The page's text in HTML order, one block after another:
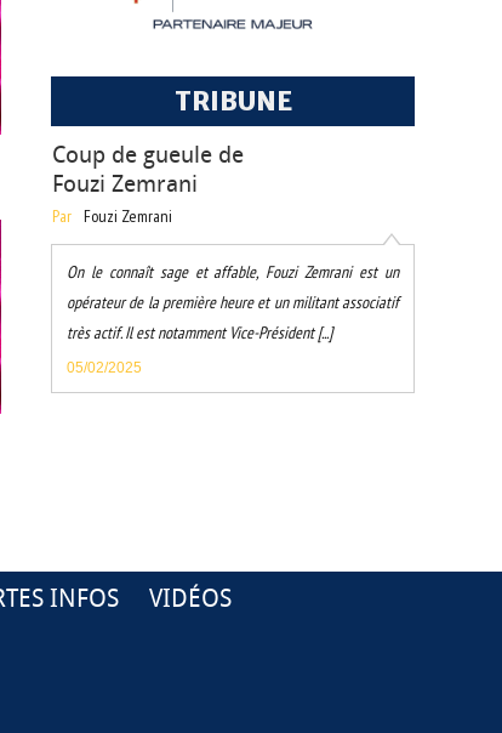
TRIBUNE
Coup de gueule de
Fouzi Zemrani
Par Fouzi Zemrani
On le connaît sage et affable, Fouzi Zemrani est un
opérateur de la première heure et un militant associatif
très actif. Il est notamment Vice-Président [...]
05/02/2025
INFOS VIDÉOS